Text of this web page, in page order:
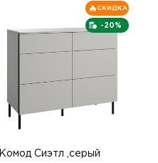
-20%
СКИДКА
Комод Сиэтл ,серый